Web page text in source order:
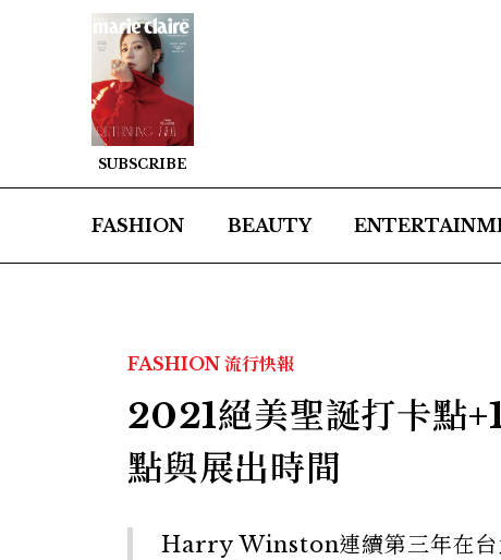
SUBSCRIBE
FASHION BEAUTY
FASHION 流行快報
2021絕美聖誕打卡點
點與展出時間
Harry Winston連續第三年在台